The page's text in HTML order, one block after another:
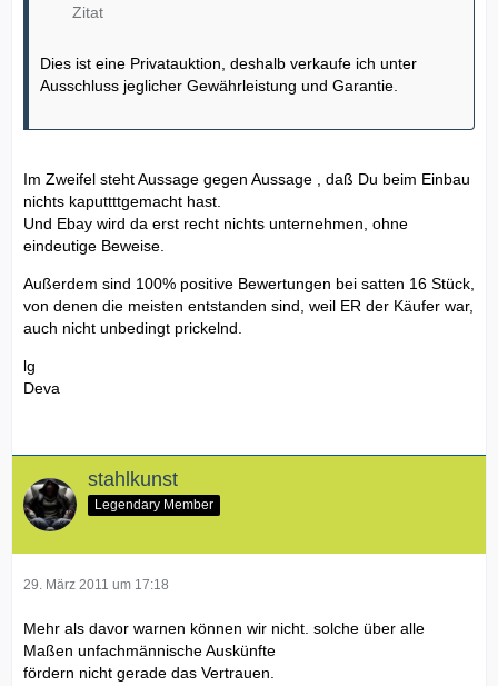
Zitat
Dies ist eine Privatauktion, deshalb verkaufe ich unter
Ausschluss jeglicher Gewährleistung und Garantie.
Im Zweifel steht Aussage gegen Aussage , daß Du beim Einbau
nichts kaputtttgemacht hast.
Und Ebay wird da erst recht nichts unternehmen, ohne
eindeutige Beweise.
Außerdem sind 100% positive Bewertungen bei satten 16 Stück,
von denen die meisten entstanden sind, weil ER der Käufer war,
auch nicht unbedingt prickelnd.
lg
Deva
stahlkunst
Legendary Member
29. März 2011 um 17:18
Mehr als davor warnen können wir nicht. solche über alle
Maßen unfachmännische Auskünfte
fördern nicht gerade das Vertrauen.